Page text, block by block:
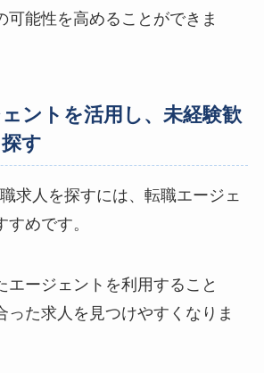
可能性を高めることができま
ントを活用し、未経験歓
す
求人を探すには、転職エージェ
めです。
エージェントを利用すること
った求人を見つけやすくなりま